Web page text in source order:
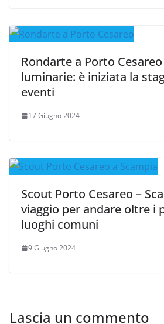
Rondarte a Porto
luminarie: è iniziata la
eventi
17 Giugno 2024
Scout Porto Cesareo –
viaggio per andare oltre i
luoghi comuni
9 Giugno 2024
Lascia un commento